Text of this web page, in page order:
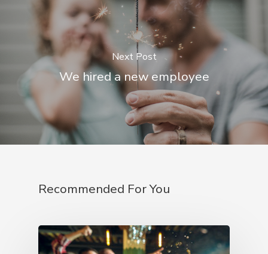
Next Post
We hired a new employee
Recommended For You